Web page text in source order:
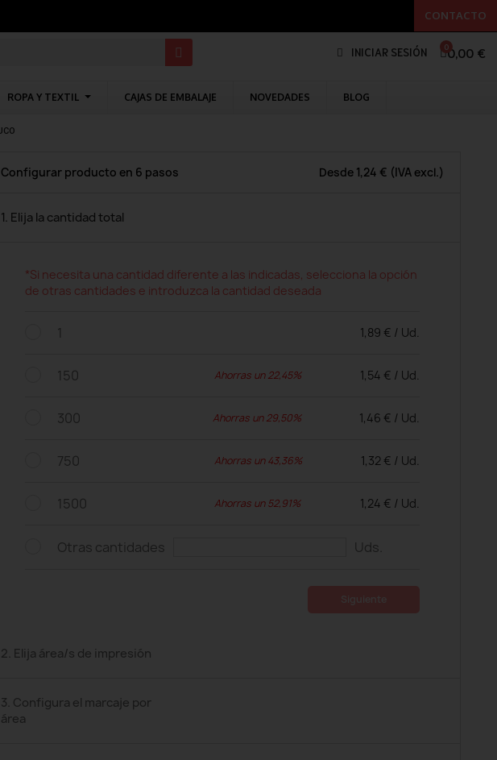
CONTACTO
INICIAR SESIÓN 0,00 €
ROPA Y TEXTIL CAJAS DE EMBALAJE NOVEDADES BLOG
Configurar producto en 6 pasos Desde 1,24 € (IVA excl.)
1. Elija la cantidad total
*Si necesita una cantidad diferente a las indicadas, selecciona la opción
de otras cantidades e introduzca la cantidad deseada
1 1,89 € / Ud.
150 Ahorras un 22,45% 1,54 € / Ud.
300 Ahorras un 29,50% 1,46 € / Ud.
750 Ahorras un 43,36% 1,32 € / Ud.
1500 Ahorras un 52,91% 1,24 € / Ud.
Otras cantidades Uds.
2. Elija área/s de impresión
3. Configura el marcaje por
área